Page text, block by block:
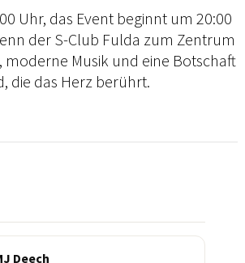
Uhr, das Event beginnt um 20:00
der S-Club Fulda zum Zentrum
moderne Musik und eine Botschaft
die das Herz berührt.
Deech